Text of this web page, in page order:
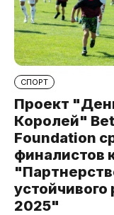
СПОРТ
Проект
Королей"
Foundation
финалистов
устойчивого
2025"